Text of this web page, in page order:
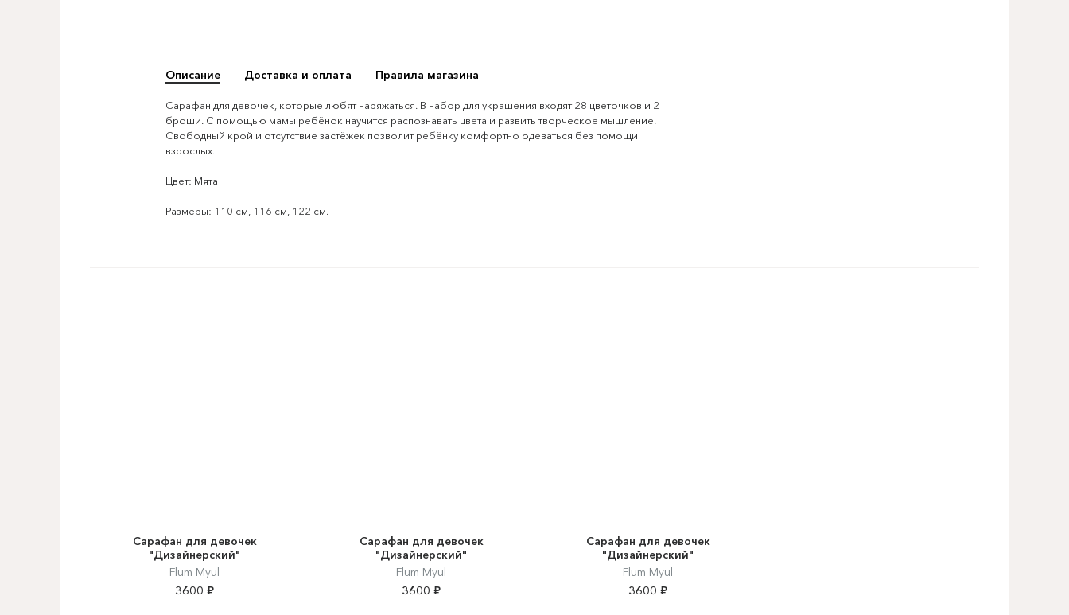
Описание Доставка и оплата Правила магазина
Сарафан для девочек, которые любят наряжаться. В набор для украшения входят 28 цветочков и 2
броши. С помощью мамы ребёнок научится распознавать цвета и развить творческое мышление.
Свободный крой и отсутствие застёжек позволит ребёнку комфортно одеваться без помощи
взрослых.
Цвет: Мята
Размеры: 110 см, 116 см, 122 см.
Сарафан для девочек
"Дизайнерский"
Flum Myul
3600 ₽
Сарафан для девочек
"Дизайнерский"
Flum Myul
3600 ₽
Сарафан для девочек
"Дизайнерский"
Flum Myul
3600 ₽